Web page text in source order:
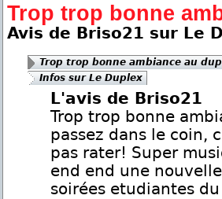
Trop trop bonne
Avis de Briso21 sur Le
Trop trop bonne ambiance au
Infos sur Le Duplex
L'avis de Briso21
Trop trop bonne
passez dans le coin,
pas rater! Super
end end une
soirées etudiantes